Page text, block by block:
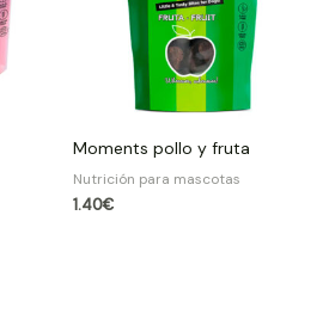
Moments pollo y fruta
Nutrición para mascotas
1.40€